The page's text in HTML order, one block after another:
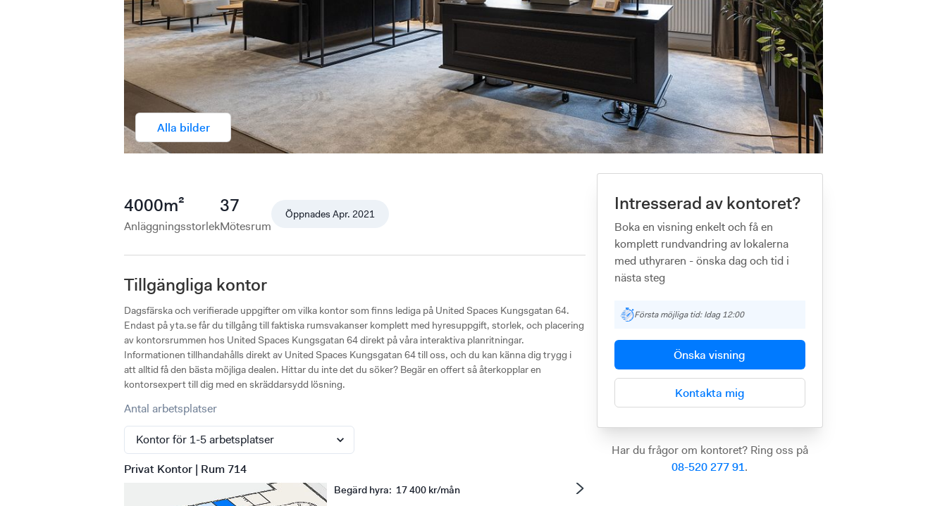
Alla bilder
Intresserad av kontoret?
Boka en visning enkelt och få en
komplett rundvandring av lokalerna
med uthyraren - önska dag och tid i
nästa steg
Första möjliga tid: Idag 12:00
Önska visning
Kontakta mig
Har du frågor om kontoret? Ring oss på
08-520 277 91.
4000m²
Anläggningsstorlek
37
Mötesrum
Öppnades Apr. 2021
Tillgängliga kontor
Dagsfärska och verifierade uppgifter om vilka kontor som finns lediga på United Spaces Kungsgatan 64.
Endast på yta.se får du tillgång till faktiska rumsvakanser komplett med hyresuppgift, storlek, och placering
av kontorsrummen hos United Spaces Kungsgatan 64 direkt på våra interaktiva planritningar.
Informationen tillhandahålls direkt av United Spaces Kungsgatan 64 till oss, och du kan känna dig trygg i
att alltid få den bästa möjliga dealen. Hittar du inte det du söker? Begär en offert så återkopplar en
kontorsexpert till dig med en skräddarsydd lösning.
Antal arbetsplatser
Privat Kontor | Rum 714
Begärd hyra: 17 400 kr/mån